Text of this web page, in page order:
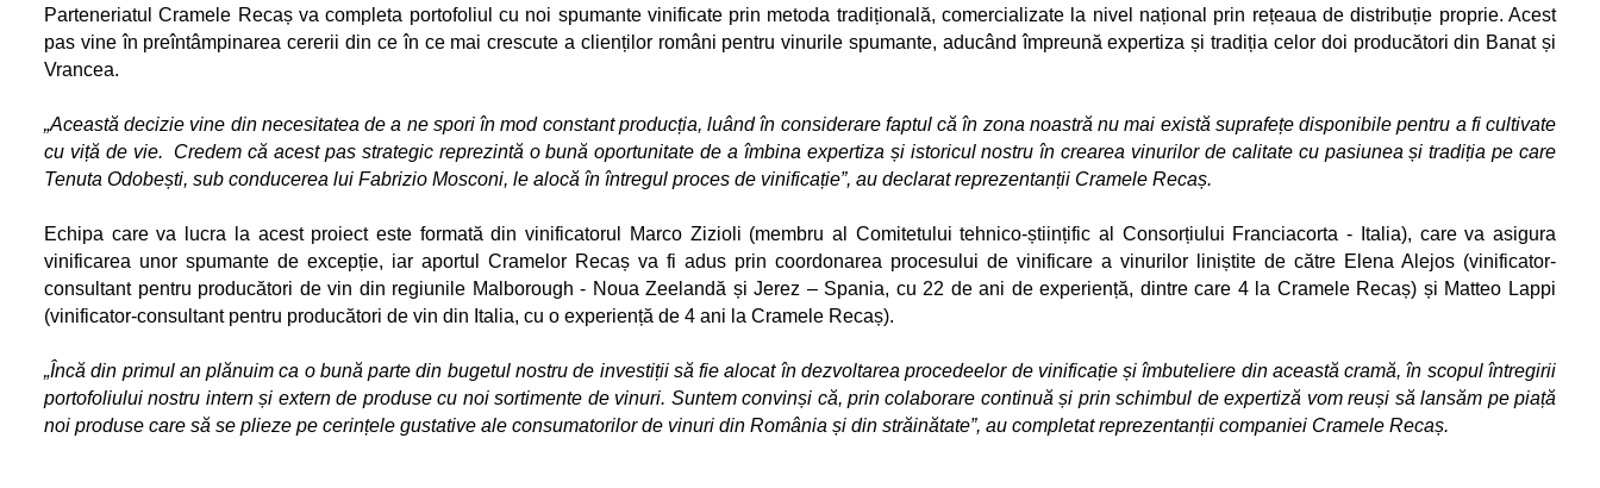
Parteneriatul Cramele Recaș va completa portofoliul cu noi spumante vinificate prin metoda tradițională, comercializate la nivel național prin rețeaua de distribuție proprie. Acest
pas vine în preîntâmpinarea cererii din ce în ce mai crescute a clienților români pentru vinurile spumante, aducând împreună expertiza și tradiția celor doi producători din Banat și
Vrancea.
„Această decizie vine din necesitatea de a ne spori în mod constant producția, luând în considerare faptul că în zona noastră nu mai există suprafețe disponibile pentru a fi cultivate
cu viță de vie.
Credem că acest pas strategic reprezintă o bună oportunitate de a îmbina expertiza și istoricul nostru în crearea vinurilor de calitate cu pasiunea și tradiția pe care
Tenuta Odobești, sub conducerea lui Fabrizio Mosconi, le alocă în întregul proces de vinificație”, au declarat reprezentanții Cramele Recaș.
Echipa care va lucra la acest proiect este formată din vinificatorul Marco Zizioli (membru al Comitetului tehnico-științific al Consorțiului Franciacorta - Italia), care va asigura
vinificarea unor spumante de excepție, iar aportul Cramelor Recaș va fi adus prin coordonarea procesului de vinificare a vinurilor liniștite de către Elena Alejos (vinificator-
consultant pentru producători de vin din regiunile Malborough - Noua Zeelandă și Jerez – Spania, cu 22 de ani de experiență, dintre care 4 la Cramele Recaș) și Matteo Lappi
(vinificator-consultant pentru producători de vin din Italia, cu o experiență de 4 ani la Cramele Recaș).
„Încă din primul an plănuim ca o bună parte din bugetul nostru de investiții să fie alocat în dezvoltarea procedeelor de vinificație și îmbuteliere din această cramă, în scopul întregirii
portofoliului nostru intern și extern de produse cu noi sortimente de vinuri. Suntem convinși că, prin colaborare continuă și prin schimbul de expertiză vom reuși să lansăm pe piață
noi produse care să se plieze pe cerințele gustative ale consumatorilor de vinuri din România și din străinătate”, au completat reprezentanții companiei Cramele Recaș.